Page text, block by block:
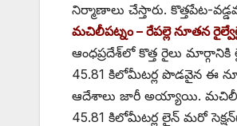
నిర్మాణాలు చేస్తారు. కొత్తపేట-
మచిలీపట్నం – రేపల్లె నూతన
ఆం‌ధప్రదేశ్‌లో కొత్త రైలు
45.81 కిలోమీటర్ల పొడవైన ఈ
ఆదేశాలు జారీ అయ్యాయి.
45.81 కిలోమీటర్ల లైన్‌ ‌మరో